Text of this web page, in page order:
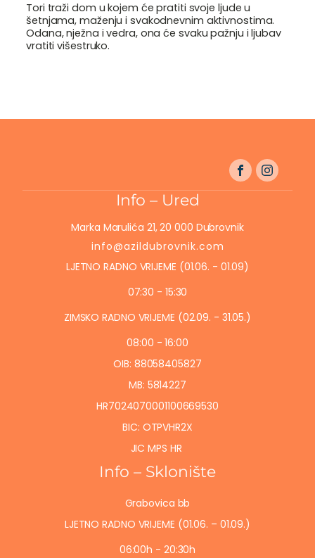
Tori traži dom u kojem će pratiti svoje ljude u
šetnjama, maženju i svakodnevnim aktivnostima.
Odana, nježna i vedra, ona će svaku pažnju i ljubav
vratiti višestruko.
Info – Ured
Marka Marulića 21, 20 000 Dubrovnik
info@azildubrovnik.com
LJETNO RADNO VRIJEME (01.06. - 01.09)
07:30 - 15:30
ZIMSKO RADNO VRIJEME (02.09. - 31.05.)
08:00 - 16:00
OIB: 88058405827
MB: 5814227
HR7024070001100669530
BIC: OTPVHR2X
JIC MPS HR
Info – Sklonište
Grabovica bb
LJETNO RADNO VRIJEME (01.06. – 01.09.)
06:00h - 20:30h